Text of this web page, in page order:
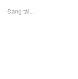
Đang tải...